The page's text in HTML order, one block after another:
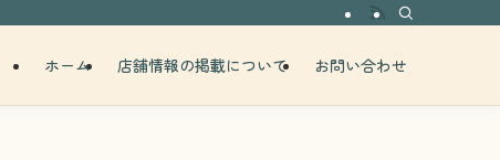
ホーム 店舗情報の掲載について お問い合わせ